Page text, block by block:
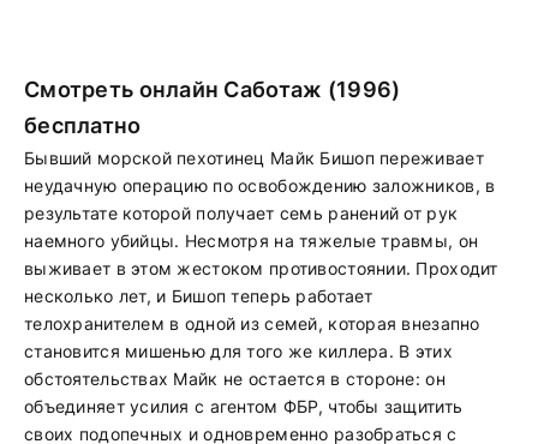
Смотреть онлайн Саботаж (1996)
бесплатно
Бывший морской пехотинец Майк Бишоп переживает
неудачную операцию по освобождению заложников, в
результате которой получает семь ранений от рук
наемного убийцы. Несмотря на тяжелые травмы, он
выживает в этом жестоком противостоянии. Проходит
несколько лет, и Бишоп теперь работает
телохранителем в одной из семей, которая внезапно
становится мишенью для того же киллера. В этих
обстоятельствах Майк не остается в стороне: он
объединяет усилия с агентом ФБР, чтобы защитить
своих подопечных и одновременно разобраться с